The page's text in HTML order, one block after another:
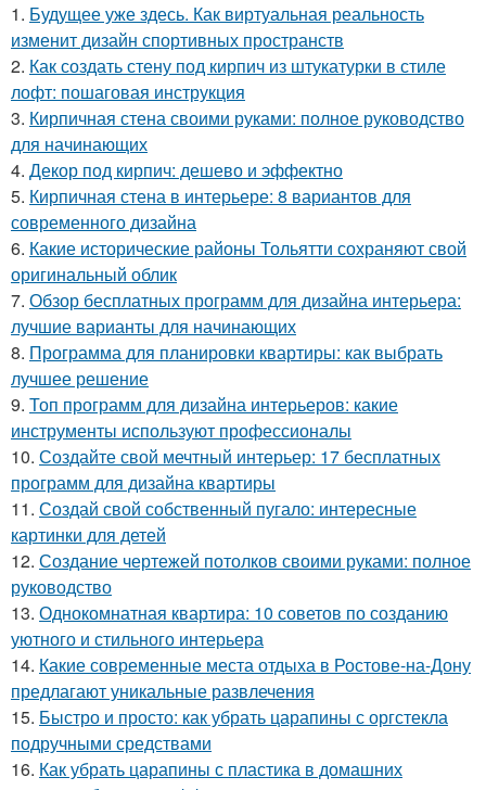
1. Будущее уже здесь. Как виртуальная реальность
изменит дизайн спортивных пространств
2. Как создать стену под кирпич из штукатурки в стиле
лофт: пошаговая инструкция
3. Кирпичная стена своими руками: полное руководство
для начинающих
4. Декор под кирпич: дешево и эффектно
5. Кирпичная стена в интерьере: 8 вариантов для
современного дизайна
6. Какие исторические районы Тольятти сохраняют свой
оригинальный облик
7. Обзор бесплатных программ для дизайна интерьера:
лучшие варианты для начинающих
8. Программа для планировки квартиры: как выбрать
лучшее решение
9. Топ программ для дизайна интерьеров: какие
инструменты используют профессионалы
10. Создайте свой мечтный интерьер: 17 бесплатных
программ для дизайна квартиры
11. Создай свой собственный пугало: интересные
картинки для детей
12. Создание чертежей потолков своими руками: полное
руководство
13. Однокомнатная квартира: 10 советов по созданию
уютного и стильного интерьера
14. Какие современные места отдыха в Ростове-на-Дону
предлагают уникальные развлечения
15. Быстро и просто: как убрать царапины с оргстекла
подручными средствами
16. Как убрать царапины с пластика в домашних